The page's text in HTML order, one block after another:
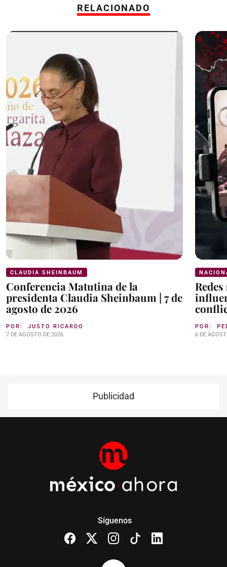
RELACIONADO
CLAUDIA SHEINBAUM
Conferencia Matutina de la
presidenta Claudia Sheinbaum | 7 de
agosto de 2026
POR: JUSTO RICARDO
7 DE AGOSTO DE 2026
POR:
6 DE
Publicidad
Síguenos